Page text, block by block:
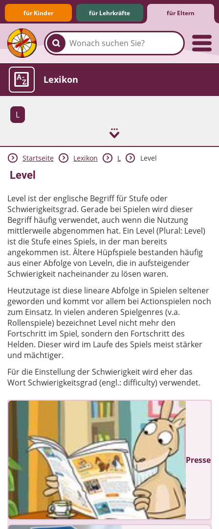
für Kinder für Lehrkräfte für Eltern
Familie & Medien
Spieletipps & Lernsoftware
Die Jüngsten im Netz
Lexikon
L
Aktuelles
Startseite Lexikon L Level
Level
Level ist der englische Begriff für Stufe oder
Schwierigkeitsgrad. Gerade bei Spielen wird dieser
Begriff häufig verwendet, auch wenn die Nutzung
mittlerweile abgenommen hat. Ein Level (Plural: Level)
ist die Stufe eines Spiels, in der man bereits
angekommen ist. Ältere Hüpfspiele bestanden häufig
aus einer Abfolge von Leveln, die in aufsteigender
Schwierigkeit nacheinander zu lösen waren.
Heutzutage ist diese lineare Abfolge in Spielen seltener
geworden und kommt vor allem bei Actionspielen noch
zum Einsatz. In vielen anderen Spielgenres (v.a.
Rollenspiele) bezeichnet Level nicht mehr den
Fortschritt im Spiel, sondern den Fortschritt des
Helden. Dieser wird im Laufe des Spiels meist stärker
und mächtiger.
Für die Einstellung der Schwierigkeit wird eher das
Wort Schwierigkeitsgrad (engl.: difficulty) verwendet.
Presse